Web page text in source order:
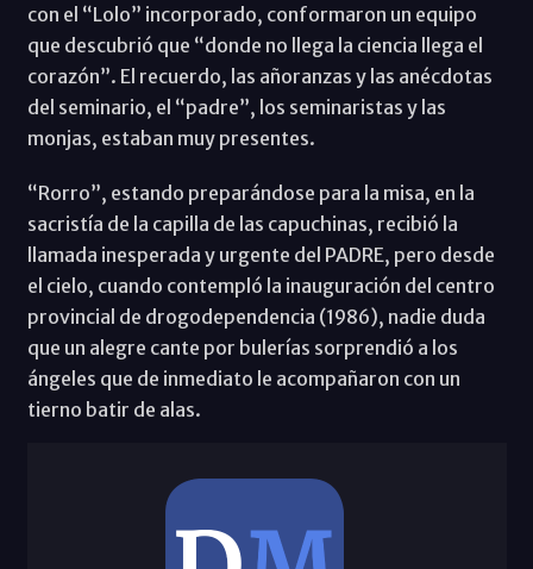
con el “Lolo” incorporado, conformaron un equipo
que descubrió que “donde no llega la ciencia llega el
corazón”. El recuerdo, las añoranzas y las anécdotas
del seminario, el “padre”, los seminaristas y las
monjas, estaban muy presentes.
“Rorro”, estando preparándose para la misa, en la
sacristía de la capilla de las capuchinas, recibió la
llamada inesperada y urgente del PADRE, pero desde
el cielo, cuando contempló la inauguración del centro
provincial de drogodependencia (1986), nadie duda
que un alegre cante por bulerías sorprendió a los
ángeles que de inmediato le acompañaron con un
tierno batir de alas.